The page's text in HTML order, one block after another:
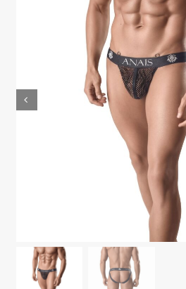
MODA & LENCERÍA
CONTACTO
POLÍTICA DE PRIVACIDAD